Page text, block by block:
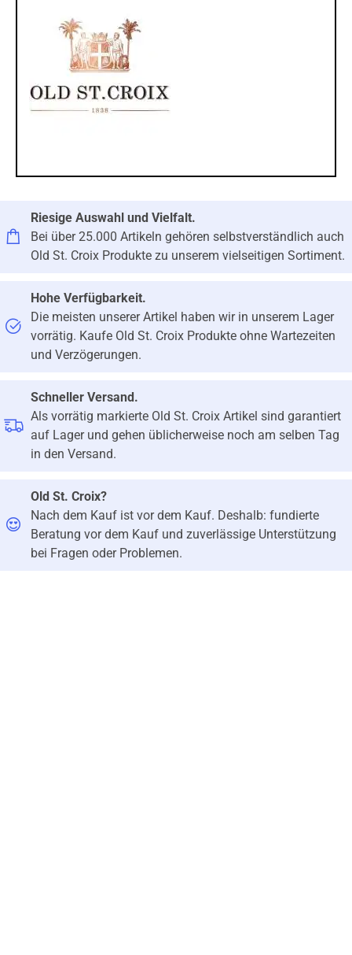
Riesige Auswahl und Vielfalt.
Bei über 25.000 Artikeln gehören selbstverständlich auch
Old St. Croix Produkte zu unserem vielseitigen Sortiment.
Hohe Verfügbarkeit.
Die meisten unserer Artikel haben wir in unserem Lager
vorrätig. Kaufe Old St. Croix Produkte ohne Wartezeiten
und Verzögerungen.
Schneller Versand.
Als vorrätig markierte Old St. Croix Artikel sind garantiert
auf Lager und gehen üblicherweise noch am selben Tag
in den Versand.
Old St. Croix?
Nach dem Kauf ist vor dem Kauf. Deshalb: fundierte
Beratung vor dem Kauf und zuverlässige Unterstützung
bei Fragen oder Problemen.